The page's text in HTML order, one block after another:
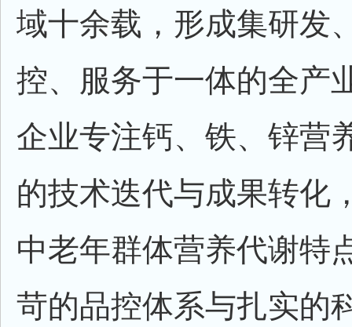
域十余载，形成集研发
控、服务于一体的全产
企业专注钙、铁、锌营
的技术迭代与成果转化
中老年群体营养代谢特
苛的品控体系与扎实的